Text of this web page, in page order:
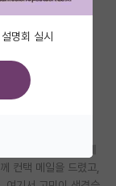
KAIST와 DGIST에
컨택 메일을 드렸고,
명회 실시